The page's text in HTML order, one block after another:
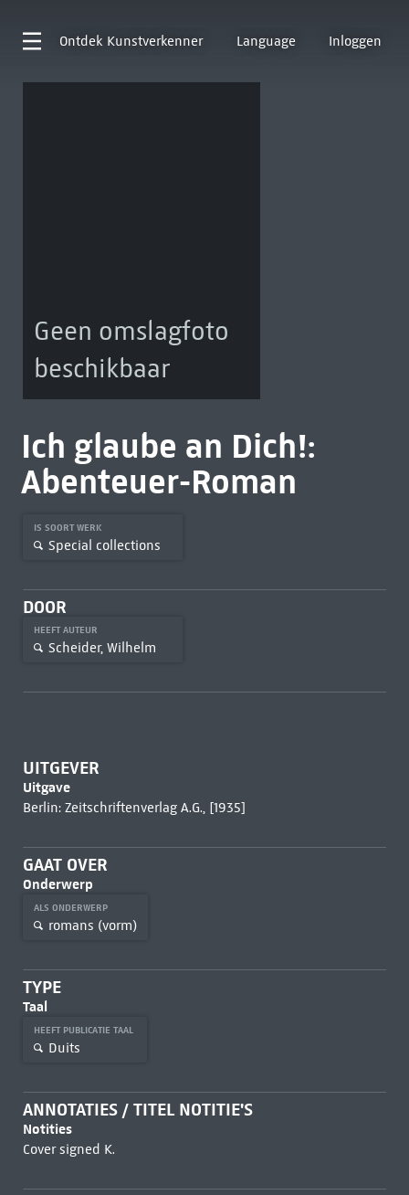
Ontdek Kunstverkenner Language Inloggen
Geen omslagfoto
beschikbaar
Ich glaube an Dich!:
Abenteuer-Roman
IS SOORT WERK
Special collections
DOOR
HEEFT AUTEUR
Scheider, Wilhelm
UITGEVER
Uitgave
Berlin: Zeitschriftenverlag A.G., [1935]
GAAT OVER
Onderwerp
ALS ONDERWERP
romans (vorm)
TYPE
Taal
HEEFT PUBLICATIE TAAL
Duits
ANNOTATIES / TITEL NOTITIE'S
Notities
Cover signed K.